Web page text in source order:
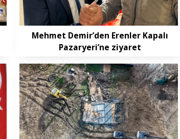
Mehmet Demir’den Erenler Kapalı
Pazaryeri’ne ziyaret